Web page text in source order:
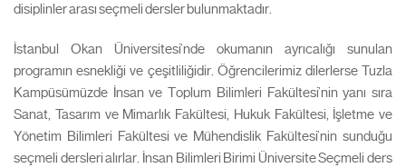
disiplinler arası seçmeli dersler bulunmaktadır.
İstanbul Okan Üniversitesi’nde okumanın ayrıcalığı sunulan
programın esnekliği ve çeşitliliğidir. Öğrencilerimiz dilerlerse Tuzla
Kampüsümüzde İnsan ve Toplum Bilimleri Fakültesi’nin yanı sıra
Sanat, Tasarım ve Mimarlık Fakültesi, Hukuk Fakültesi, İşletme ve
Yönetim Bilimleri Fakültesi ve Mühendislik Fakültesi’nin sunduğu
seçmeli dersleri alırlar. İnsan Bilimleri Birimi Üniversite Seçmeli ders